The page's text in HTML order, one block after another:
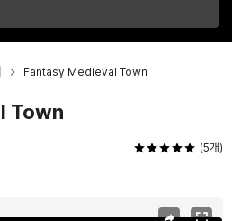
Fantasy Medieval Town
Town
(5개)